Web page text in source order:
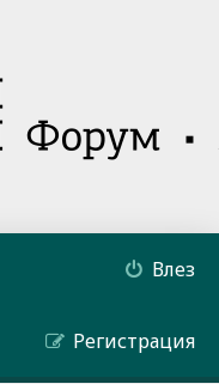
Влез
Регистрация